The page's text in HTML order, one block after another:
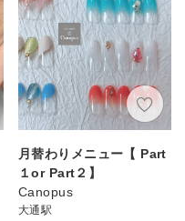
月替わりメニュー【 Part
１or Part２】
Canopus
大通駅